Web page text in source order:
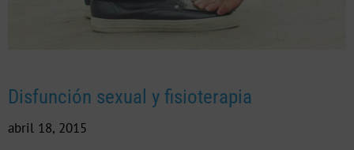
Disfunción sexual y fisioterapia
abril 18, 2015